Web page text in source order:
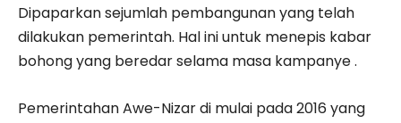
Dipaparkan sejumlah pembangunan yang telah
dilakukan pemerintah. Hal ini untuk menepis kabar
bohong yang beredar selama masa kampanye .
Pemerintahan Awe-Nizar di mulai pada 2016 yang